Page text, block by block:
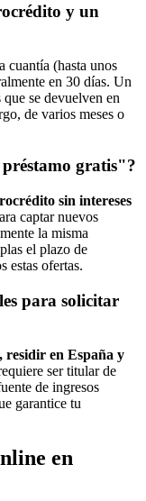
y un
cuantía (hasta unos
en 30 días. Un
se devuelven en
de varios meses o
gratis"?
sin intereses
captar nuevos
la misma
el plazo de
estas ofertas.
para solicitar
residir en España y
ser titular de
de ingresos
garantice tu
en